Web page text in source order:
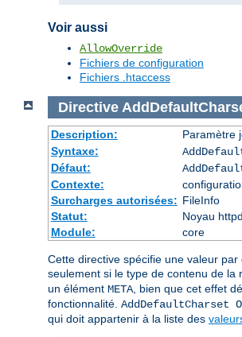
Voir aussi
AllowOverride
Fichiers de configuration
Fichiers .htaccess
Directive
Description: Paramètre
Syntaxe:
Défaut:
Contexte:
Surcharges autorisées: FileInfo
Statut:
Noyau httpd
Module:
core
Cette directive spécifie une valeur
seulement si le type de contenu de la
un élément META, bien que cet effet
fonctionnalité. AddDefaultCharset
qui doit appartenir à la liste des